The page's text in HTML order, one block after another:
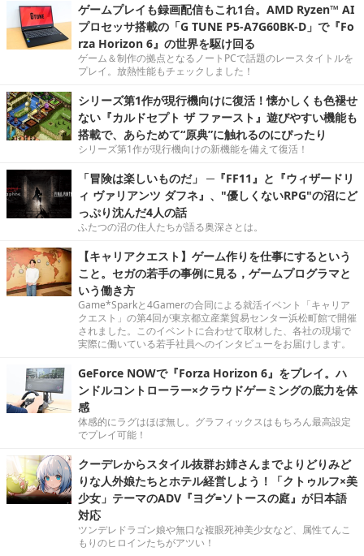
ゲームプレイも録画配信もこれ1台。AMD Ryzen™ AI
プロセッサ搭載の「G TUNE P5-A7G60BK-D」で『Fo
rza Horizon 6』の世界を駆け回る
ゲーム＆制作の拠点となるノートPCで話題のレースタイトルを
プレイ。放熱性能もチェックしました！
シリーズ第1作が現行機向けに復活！懐かしくも色褪せ
ない『カルドセプト ザ ファースト』遊びやすい機能も
搭載で、あらためて“原典”に触れるのにぴったり
シリーズ第1作が現行機向けの新機能を備えて復活！
「冒険は楽しいものだ」 ─『FF11』と『ウィザードリ
ィ ヴァリアンツ ダフネ』、"優しくないRPG"の沼にど
っぷり沈んだ4人の話
ふたつの沼の住人たちが語る奥深さとは。
【キャリアクエスト】ゲーム作りを仕事にするという
こと。セガの若手の事例に見る，ゲームプログラマと
いう働き方
Game*Sparkと4Gamerの合同による就活イベント「キャリア
クエスト」の第4回が東京都立産業貿易センター浜松町館で開催
されました。このイベントに合わせて取材した、各社の現場で
実際に働いている若手社員へのインタビューをお届けします。
GeForce NOWで『Forza Horizon 6』をプレイ。ハ
ンドルコントローラー×クラウドゲーミングの底力を体
感
体感的にラグはほぼ無し。グラフィックスはもちろん最高設定
でプレイ可能！
クーデレからスタイル抜群お姉さんまでよりどりみど
りな人外娘たちとホテル経営しよう！「クトゥルフ×美
少女」テーマのADV『ヨグ=ソトースの庭』が日本語
対応
ツンデレドラゴン娘や無口な複眼死神美少女など、属性てんこ
もりのヒロインたちがアツい！